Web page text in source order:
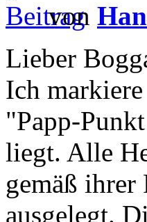
von
Lieber
Ich
"Papp-
liegt. Alle
gemäß ihrer
ausgelegt.